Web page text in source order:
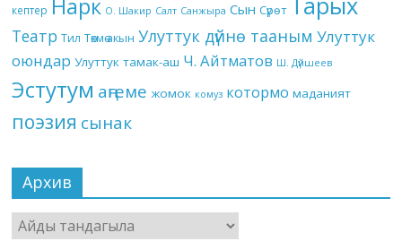
кептер Нарк О. Шакир Салт Санжыра Сын Сүрөт
Театр Тил Төкмө акын Улуттук дүйнө тааным Улуттук
оюндар Улуттук тамак-аш Ч. Айтматов Ш. Дүйшеев
Эстутум аңгеме жомок комуз котормо маданият
поэзия сынак
Архив
Архив